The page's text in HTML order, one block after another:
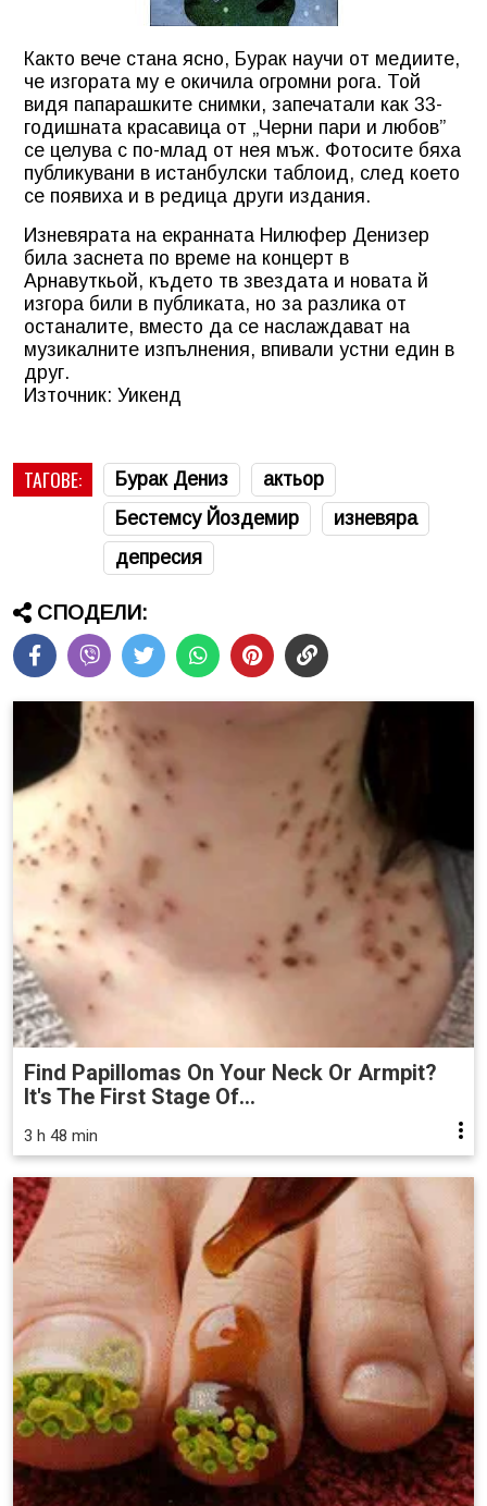
Както вече стана ясно, Бурак научи от медиите,
че изгората му е окичила огромни рога. Той
видя папарашките снимки, запечатали как 33-
годишната красавица от „Черни пари и любов”
се целува с по-млад от нея мъж. Фотосите бяха
публикувани в истанбулски таблоид, след което
се появиха и в редица други издания.
Изневярата на екранната Нилюфер Денизер
била заснета по време на концерт в
Арнавуткьой, където тв звездата и новата й
изгора били в публиката, но за разлика от
останалите, вместо да се наслаждават на
музикалните изпълнения, впивали устни един в
друг.
Източник: Уикенд
ТАГОВЕ: Бурак Дениз
актьор
Бестемсу Йоздемир
изневяра
депресия
СПОДЕЛИ:
Find Papillomas On Your Neck Or Armpit?
It's The First Stage Of...
3 h 48 min